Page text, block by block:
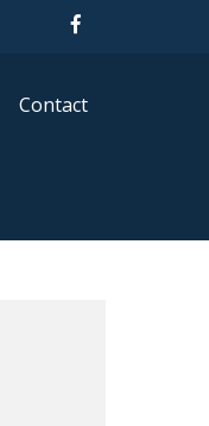
Contact